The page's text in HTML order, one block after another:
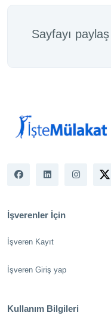
Sayfayı paylaş
İşverenler İçin
İşveren Kayıt
İşveren Giriş yap
Kullanım Bilgileri